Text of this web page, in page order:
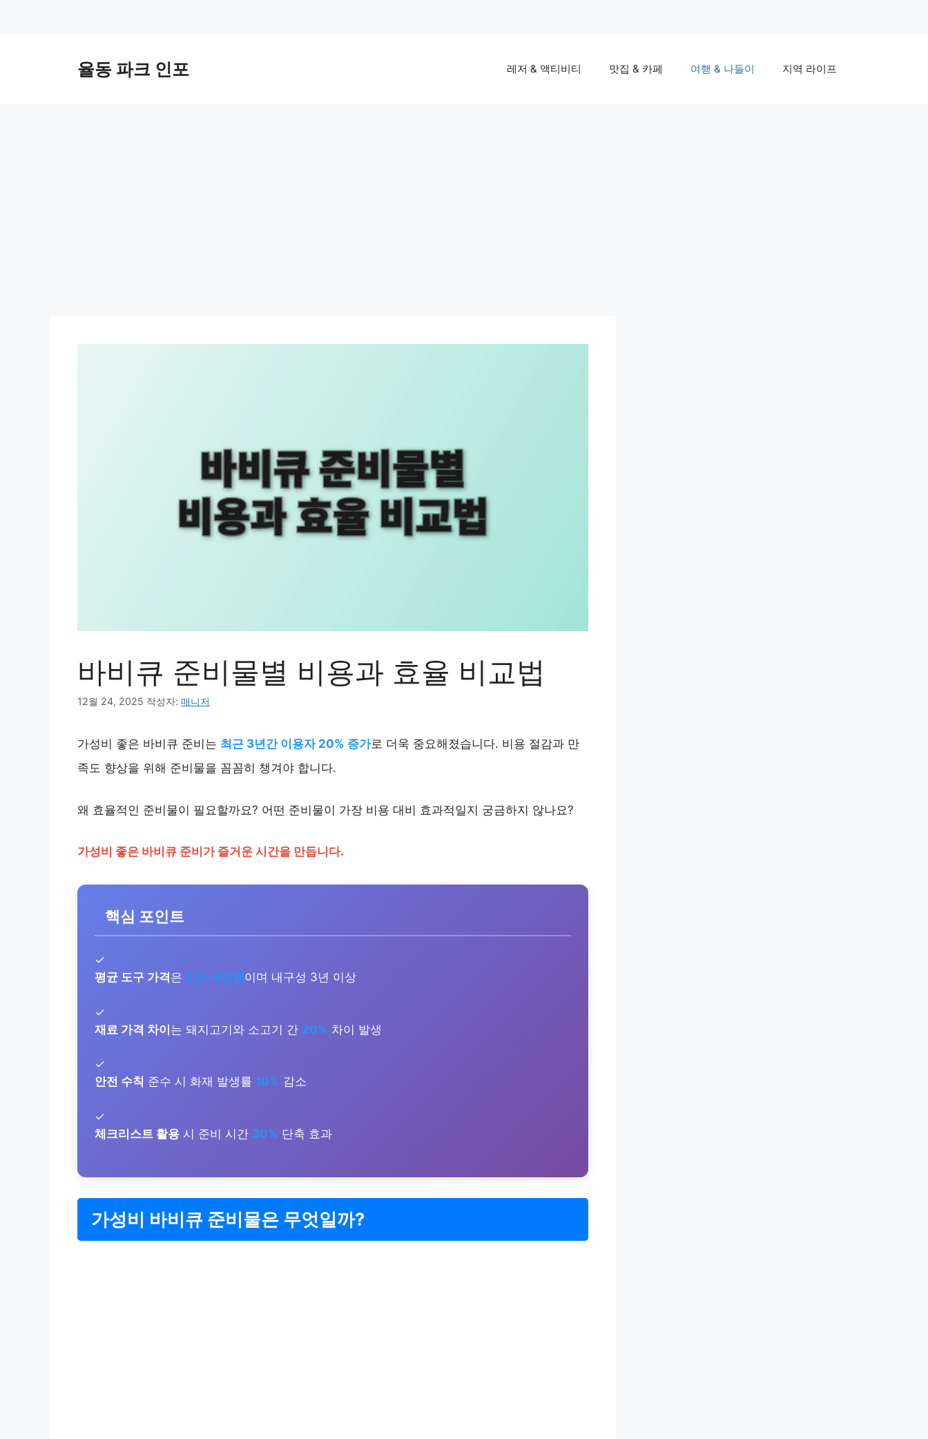
율동 파크 인포 레저 & 액티비티 맛집 & 카페 여행 & 나들이 지역 라이프
바비큐 준비물별 비용과 효율 비교법
12월 24, 2025 작성자: 매니저
가성비 좋은 바비큐 준비는 최근 3년간 이용자 20% 증가로 더욱 중요해졌습니다. 비용 절감과 만
족도 향상을 위해 준비물을 꼼꼼히 챙겨야 합니다.
왜 효율적인 준비물이 필요할까요? 어떤 준비물이 가장 비용 대비 효과적일지 궁금하지 않나요?
가성비 좋은 바비큐 준비가 즐거운 시간을 만듭니다.
핵심 포인트
✓
평균 도구 가격 은 2만~5만원이며 내구성 3년 이상
✓
재료 가격 차이는 돼지고기와 소고기 간 20% 차이 발생
✓
안전 수칙 준수 시 화재 발생률 10% 감소
✓
체크리스트 활용 시 준비 시간 30% 단축 효과
가성비 바비큐 준비물은 무엇일까?